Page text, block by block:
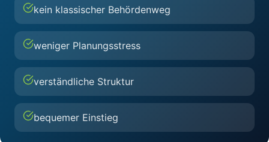
kein klassischer Behördenweg
weniger Planungsstress
verständliche Struktur
bequemer Einstieg